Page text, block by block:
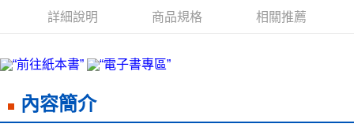
每筆NT$200，滿NT$99,999(含以上)免運費
雜誌海外運費
數位商品海外免運
詳細說明 商品規格 相關推薦
內容簡介